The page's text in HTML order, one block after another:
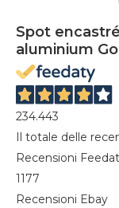
Spot
aluminium
234.443
Il totale delle
Recensioni
1177
Recensioni Ebay